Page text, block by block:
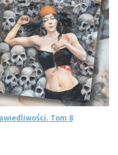
Tom 8